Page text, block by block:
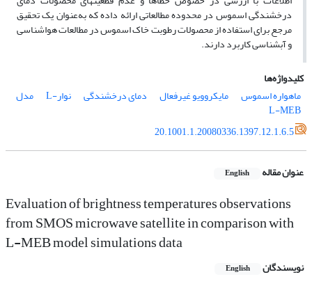
درخشندگی اسموس در محدوده مطالعاتی ارائه داده که به‌عنوان یک تحقیق
مرجع برای استفاده از محصولات رطوبت خاک اسموس در مطالعات هواشناسی
و آب­شناسی کاربرد دارند.
کلیدواژه‌ها
ماهواره اسموس
مایکروویو غیرفعال دمای درخشندگی نوار-L مدل
L-MEB
20.1001.1.20080336.1397.12.1.6.5
عنوان مقاله English
Evaluation of brightness temperatures observations
from SMOS microwave satellite in comparison with
L-MEB model simulations data
نویسندگان English